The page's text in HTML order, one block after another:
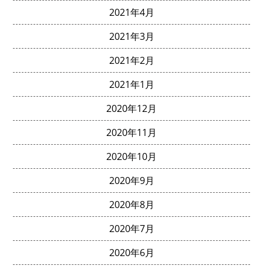
2021年4月
2021年3月
2021年2月
2021年1月
2020年12月
2020年11月
2020年10月
2020年9月
2020年8月
2020年7月
2020年6月